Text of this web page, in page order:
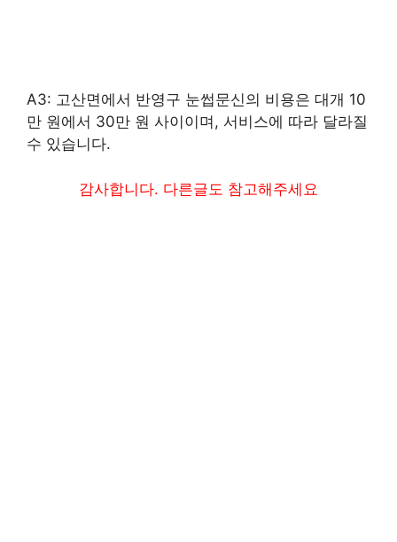
A3: 고산면에서 반영구 눈썹문신의 비용은 대개 10
만 원에서 30만 원 사이이며, 서비스에 따라 달라질
수 있습니다.
감사합니다. 다른글도 참고해주세요